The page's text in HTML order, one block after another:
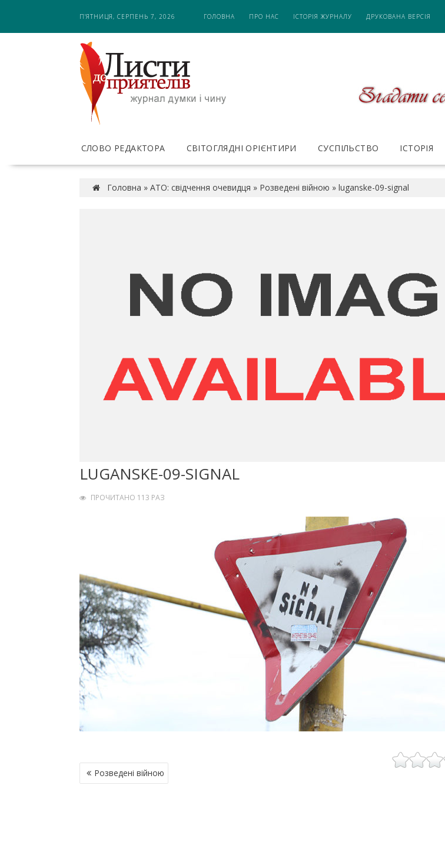
i
П’ЯТНИЦЯ, СЕРПЕНЬ 7, 2026 ГОЛОВНА ПРО НАС ІСТОРІЯ ЖУРНАЛУ ДРУКОВАНА ВЕРСІЯ
СЛОВО РЕДАКТОРА СВІТОГЛЯДНІ ОРІЄНТИРИ СУСПІЛЬСТВО ІСТОРІЯ
Головна » АТО: свідчення очевидця » Розведені війною » luganske-09-signal
LUGANSKE-09-SIGNAL
ПРОЧИТАНО 113 РАЗ
Н
А
Розведені війною